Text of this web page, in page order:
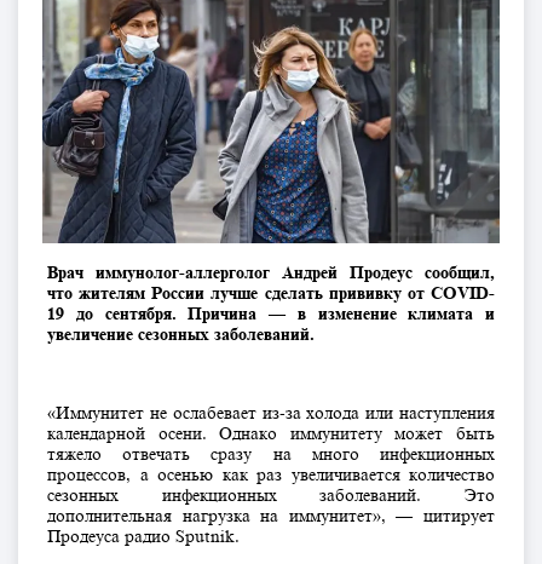
Врач иммунолог-аллерголог Андрей Продеус сообщил,
что жителям России лучше сделать прививку от COVID-
19 до сентября. Причина — в изменение климата и
увеличение сезонных заболеваний.
«Иммунитет не ослабевает из-за холода или наступления
календарной осени. Однако иммунитету может быть
тяжело отвечать сразу на много инфекционных
процессов, а осенью как раз увеличивается количество
сезонных инфекционных заболеваний. Это
дополнительная нагрузка на иммунитет», — цитирует
Продеуса радио Sputnik.